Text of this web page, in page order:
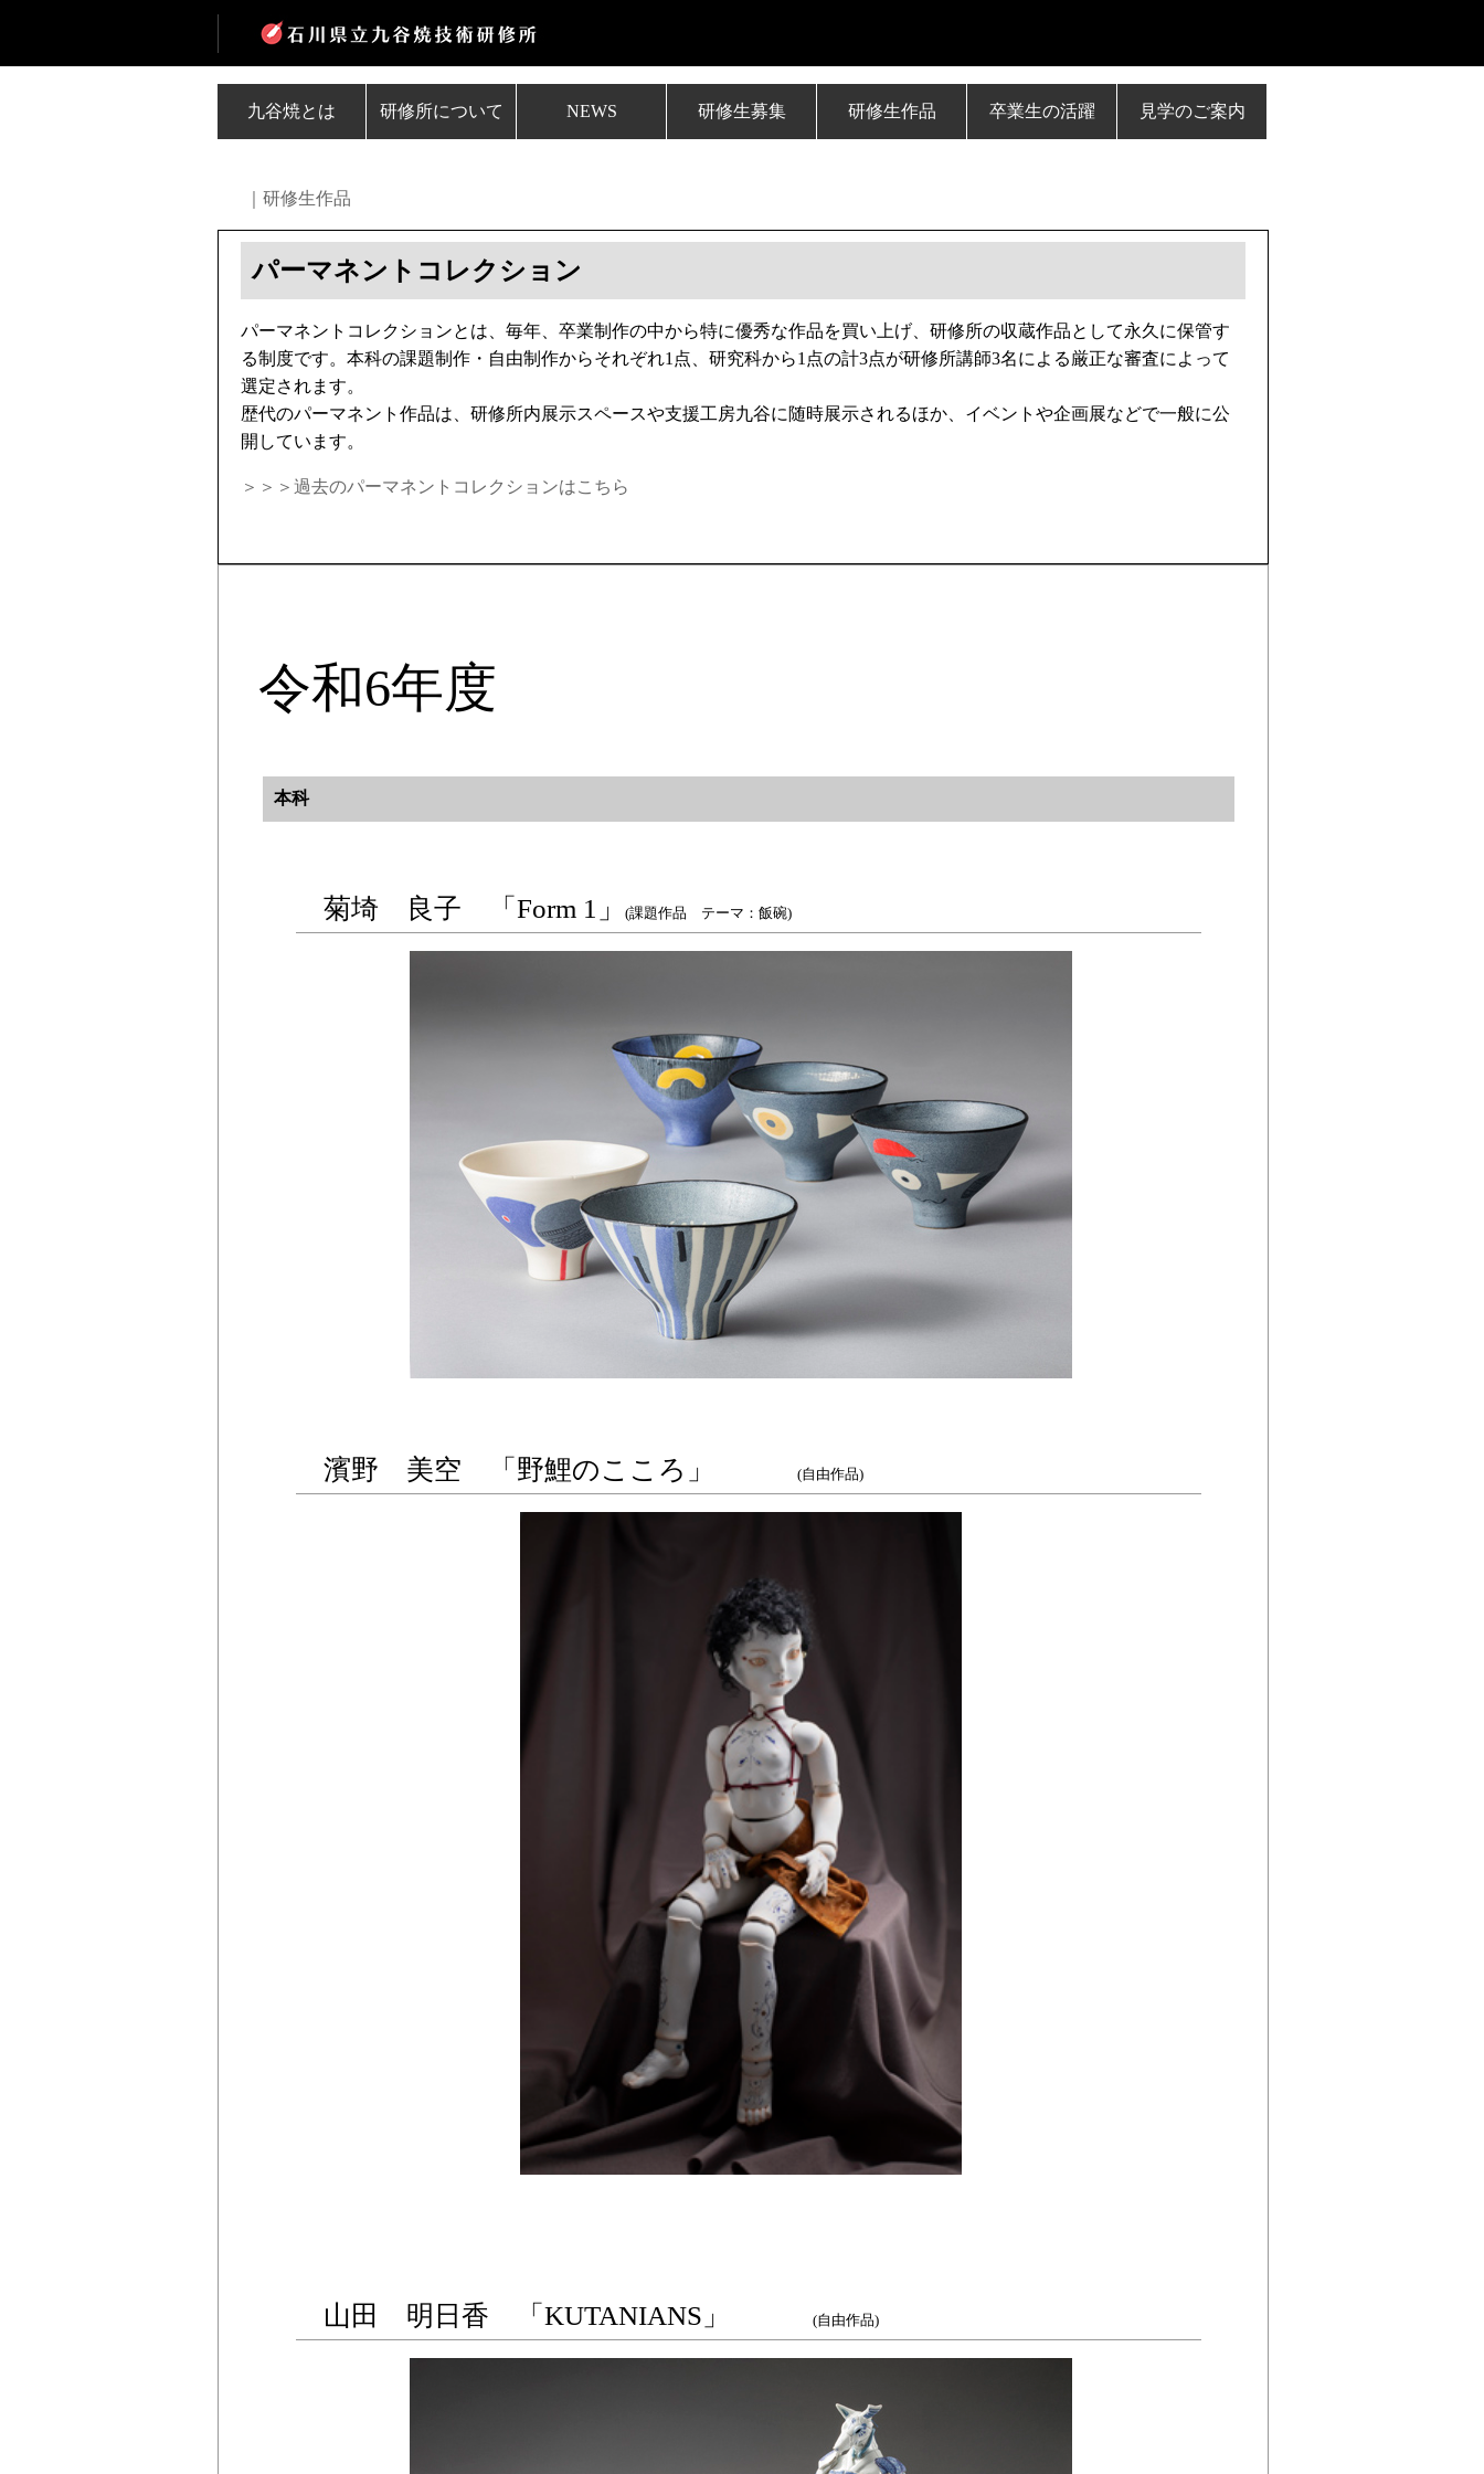
九谷焼とは 研修所について NEWS 研修生募集 研修生作品 卒業生の活躍 見学のご案内
｜研修生作品
パーマネントコレクション
パーマネントコレクションとは、毎年、卒業制作の中から特に優秀な作品を買い上げ、研修所の収蔵作品として永久に保管す
る制度です。本科の課題制作・自由制作からそれぞれ1点、研究科から1点の計3点が研修所講師3名による厳正な審査によって
選定されます。
歴代のパーマネント作品は、研修所内展示スペースや支援工房九谷に随時展示されるほか、イベントや企画展などで一般に公
開しています。
＞＞＞過去のパーマネントコレクションはこちら
令和6年度
本科
菊埼 良子 「Form 1」 (課題作品 テーマ：飯碗)
濱野 美空 「野鯉のこころ」 (自由作品)
山田 明日香 「KUTANIANS」 (自由作品)